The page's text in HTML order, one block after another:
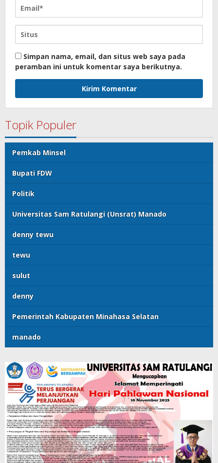
Simpan nama, email, dan situs web saya pada
peramban ini untuk komentar saya berikutnya.
Topik Populer
Pemkab Minsel
Bupati FDW
Politik
Universitas Sam Ratulangi (Unsrat) Manado
denny tewu
tewu
sulut
denny
Pemerintah Kabupaten Minahasa Selatan
manado